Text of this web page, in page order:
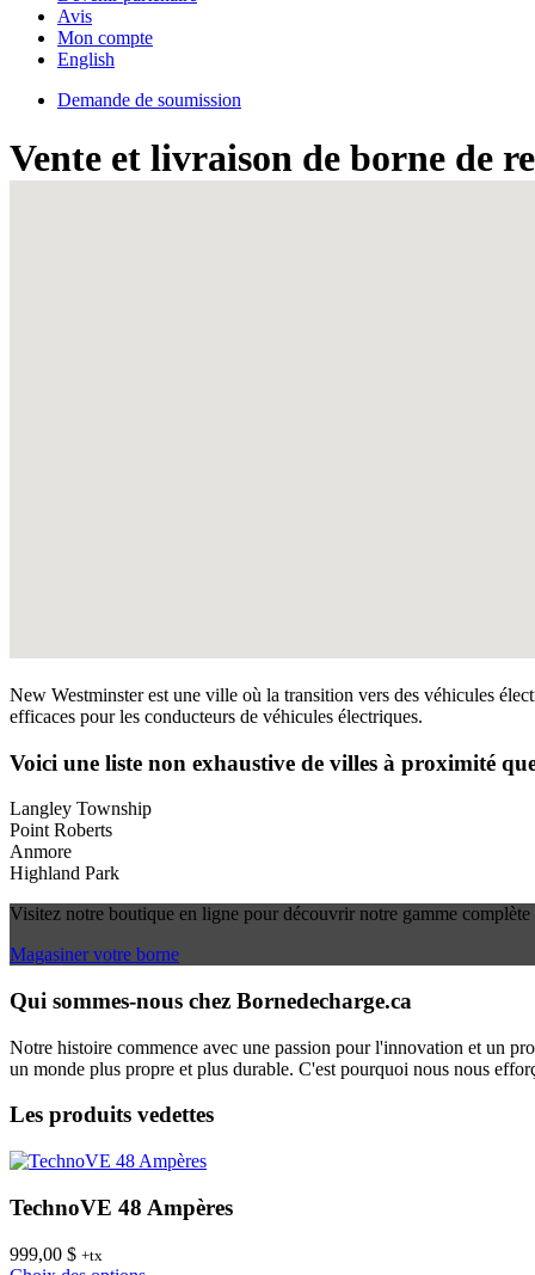
Avis
Mon compte
English
Demande de soumission
Vente et livraison de borne de
New Westminster est une ville où la transition vers des véhicules
efficaces pour les conducteurs de véhicules électriques.
Voici une liste non exhaustive de villes à proximité
Langley Township
Point Roberts
Anmore
Highland Park
Visitez notre boutique en ligne pour découvrir notre gamme
Magasiner votre borne
Qui sommes-nous chez Bornedecharge.ca
Notre histoire commence avec une passion pour l'innovation et un
un monde plus propre et plus durable. C'est pourquoi nous nous
Les produits vedettes
TechnoVE 48 Ampères
999,00 $ +tx